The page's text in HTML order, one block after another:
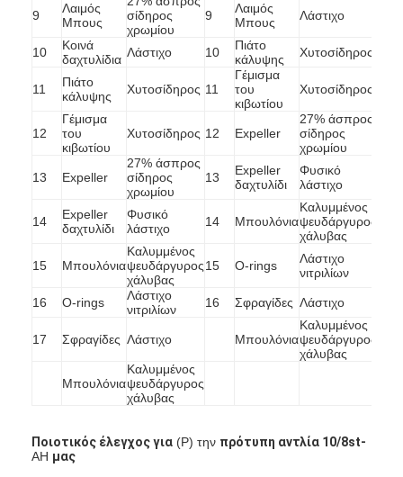
Οριζόντια αντλία πηλού
Κάθετη αντλία πηλού
Φυγοκεντρική αντλία πηλού
Βαρέων καθηκόντων αντλία πηλού
αντλία θερμότητας πηγής νερού
Αντλία θερμότητας Hydronic
αντλία θερμότητας πισινών
πολυβάθμια φυγοκεντρική αντλία
κάθετη φυγοκεντρική αντλία
οριζόντια φυγοκεντρική αντλία
9
Λαιμός
Μπους
σίδηρος
χρωμίου
9
Λαιμός
Μπους
Λάστιχο
10
Κοινά
δαχτυλίδια Λάστιχο 10
Πιάτο
κάλυψης
Χυτοσίδηρος
11
Πιάτο
κάλυψης
Χυτοσίδηρος 11
Γέμισμα
του
κιβωτίου
Χυτοσίδηρος
12
Γέμισμα
του
κιβωτίου
Χυτοσίδηρος 12 Expeller
27% άσπρος
σίδηρος
χρωμίου
13 Expeller
27% άσπρος
σίδηρος
χρωμίου
13
Expeller
δαχτυλίδι
Φυσικό
λάστιχο
14
Expeller
δαχτυλίδι
Φυσικό
λάστιχο
14 Μπουλόνια
Καλυμμένος
ψευδάργυρος
χάλυβας
15 Μπουλόνια
Καλυμμένος
ψευδάργυρος
χάλυβας
15 O-rings
Λάστιχο
νιτριλίων
16 O-rings
Λάστιχο
νιτριλίων
16 Σφραγίδες Λάστιχο
17 Σφραγίδες Λάστιχο Μπουλόνια
Καλυμμένος
ψευδάργυρος
χάλυβας
Μπουλόνια
Καλυμμένος
ψευδάργυρος
χάλυβας
Ποιοτικός έλεγχος για (Ρ) την πρότυπη αντλία 10/8st-
AH μας